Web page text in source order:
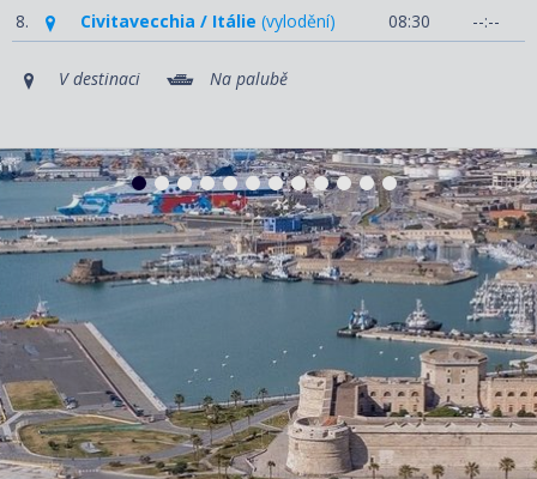
8.
Civitavecchia / Itálie (vylodění) 08:30 --:--
V destinaci Na palubě